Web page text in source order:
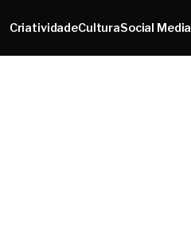
CriatividadeCulturaSocial Media